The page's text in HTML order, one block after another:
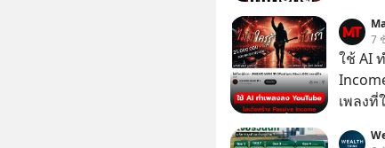
หลอกลว
กลโกง
อย่างยั่
7
ใช้ AI
เพลงที่
ตอนนี้มี